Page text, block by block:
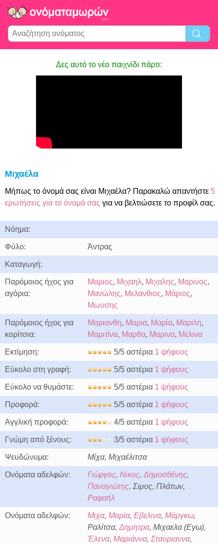
Δες αυτό το νέο παιχνίδι πάρτι:
Μιχαέλα
Μήπως το όνομά σας είναι Μιχαέλα? Παρακαλώ απαντήστε 5
ερωτήσεις για το όνομά σας για να βελτιώσετε το προφίλ σας.
Νόημα:
Φύλο: Άντρας
Καταγωγή:
Παρόμοιος ήχος για
αγόρια:
Μαριος, Μιχαηλ, Μιχαλης, Μαρινος,
Μανώλης, Μελανθιος, Μάριος,
Μωυσης
Παρόμοιος ήχος για
κορίτσια:
Μαριανθη, Μαρια, Μαρία, Μαριλη,
Μαριτίνα, Μαρθα, Μαρινα, Μελινα
Εκτίμηση: 5/5 αστέρια 1 ψήφους
Εύκολο στη γραφή: 5/5 αστέρια 1 ψήφους
Εύκολο να θυμάστε: 5/5 αστέρια 1 ψήφους
Προφορά: 5/5 αστέρια 1 ψήφους
Αγγλική προφορά: 4/5 αστέρια 1 ψήφους
Γνώμη από ξένους: 3/5 αστέρια 1 ψήφους
Ψευδώνυμα: Μίχα, Μιχαέλιτσα
Ονόματα αδελφών: Γιώργος, Νικος, Δημοσθένης,
Παναγιώτης, Σιμος, Πλάτων,
Ραφαήλ
Ονόματα αδελφών: Μιχα, Μαρία, Εβελινα, Μάργκω,
Ραλίτσα, Δημητρα, Μιχαελα (Εγω),
Έλενα, Μαριάννα, Σταυριαννα,